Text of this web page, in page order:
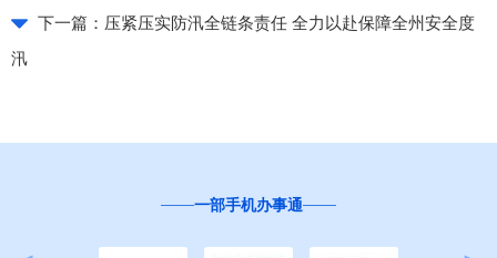
下一篇： 压紧压实防汛全链条责任 全力以赴保障全州安全度
汛